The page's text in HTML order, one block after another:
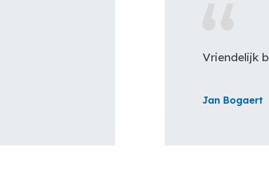
Vriendelijk behulpzaam team, van de